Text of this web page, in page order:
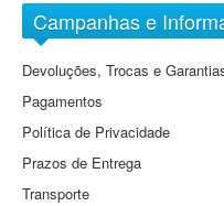
Objectivas EF-M
Grande Angular
Grande Angular Zoom
Standard
Standard Zoom
Tele Zoom
DVD
Baterias
Cartões de Memória
Cassetes
Campanhas e
Devoluções, Trocas e
Pagamentos
Política de Privacidade
Prazos de Entrega
Transporte